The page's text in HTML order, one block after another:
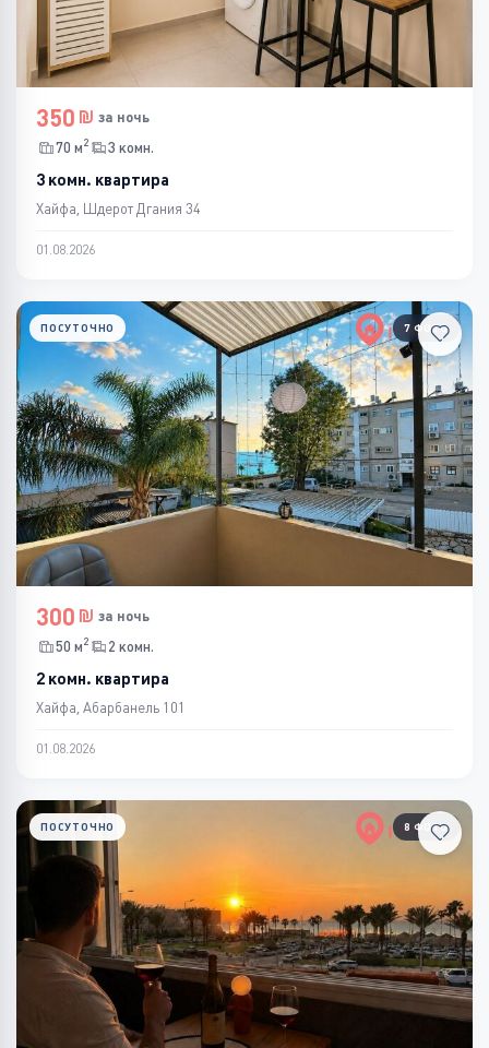
350
за ночь
70 м2 3 комн.
3 комн. квартира
Хайфа, Шдерот Дгания 34
01.08.2026
7 ФОТО
ПОСУТОЧНО
300
за ночь
50 м2 2 комн.
2 комн. квартира
Хайфа, Абарбанель 101
01.08.2026
8 ФОТО
ПОСУТОЧНО